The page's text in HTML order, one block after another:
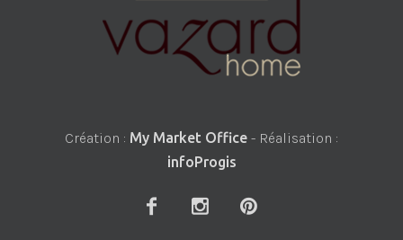
Création : My Market Office - Réalisation :
infoProgis